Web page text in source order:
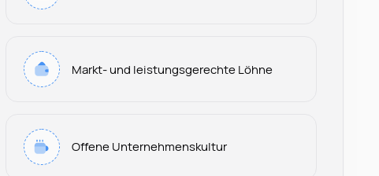
Markt- und leistungsgerechte Löhne
Offene Unternehmenskultur